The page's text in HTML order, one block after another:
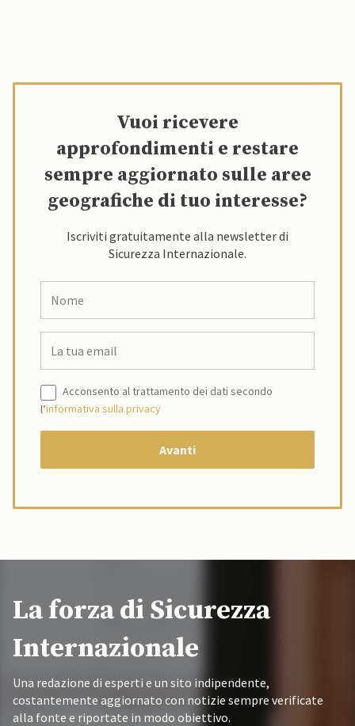
Vuoi ricevere
approfondimenti e restare
sempre aggiornato sulle aree
geografiche di tuo interesse?
Iscriviti gratuitamente alla newsletter di
Sicurezza Internazionale.
Acconsento al trattamento dei dati secondo
l’informativa sulla privacy
La forza di Sicurezza
Internazionale
Una redazione di esperti e un sito indipendente,
costantemente aggiornato con notizie sempre verificate
alla fonte e riportate in modo obiettivo.